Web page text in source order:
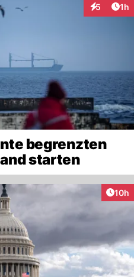
5 1h
begrenzten
starten
10h